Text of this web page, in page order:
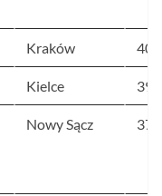
Kraków 40
Kielce 39
Nowy Sącz 37